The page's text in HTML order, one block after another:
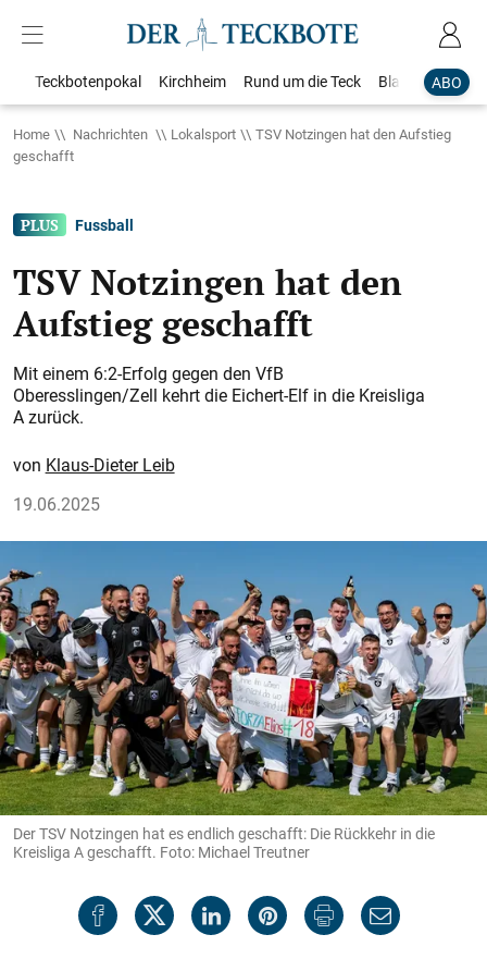
ABO
Teckbotenpokal Kirchheim Rund um die Teck Blaulicht
Home Nachrichten Lokalsport
TSV Notzingen hat den Aufstieg
geschafft
Fussball
TSV Notzingen hat den
Aufstieg geschafft
Mit einem 6:2-Erfolg gegen den VfB
Oberesslingen/Zell kehrt die Eichert-Elf in die Kreisliga
A zurück.
Klaus-Dieter Leib
19.06.2025
Der TSV Notzingen hat es endlich geschafft: Die Rückkehr in die
Kreisliga A geschafft. Foto: Michael Treutner